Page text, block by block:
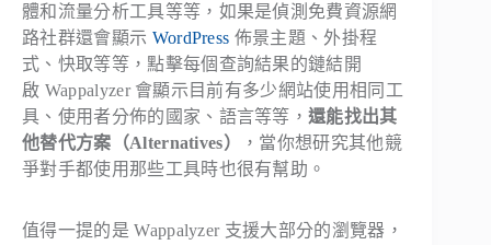
體和流量分析工具等等，如果是偵測免費資源網
路社群還會顯示 WordPress 佈景主題、外掛程
式、快取等等，點擊每個查詢結果的鏈結開
啟 Wappalyzer 會顯示目前有多少網站使用相同工
具、使用者分佈的國家、語言等等，還能找出其
他替代方案（Alternatives）
，當你想研究其他競
爭對手都使用那些工具時也很有幫助。
值得一提的是 Wappalyzer 支援大部分的瀏覽器，